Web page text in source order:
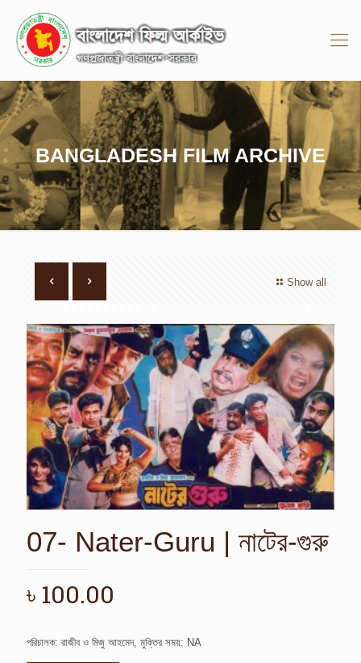
BANGLADESH FILM ARCHIVE
Show all
07- Nater-Guru | নাটের-গুরু
৳ 100.00
পরিচালক: রাজীব ও মিজু আহমেদ, মুক্তির সময়: NA